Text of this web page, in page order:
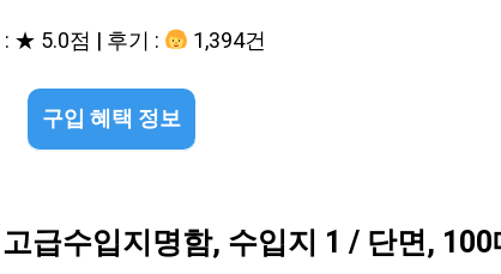
★ 5.0점 | 후기 :
1,394건
구입 혜택 정보
급수입지명함, 수입지 1 / 단면, 100